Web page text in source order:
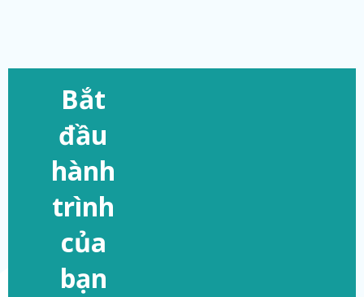
Bắt
đầu
hành
trình
của
bạn